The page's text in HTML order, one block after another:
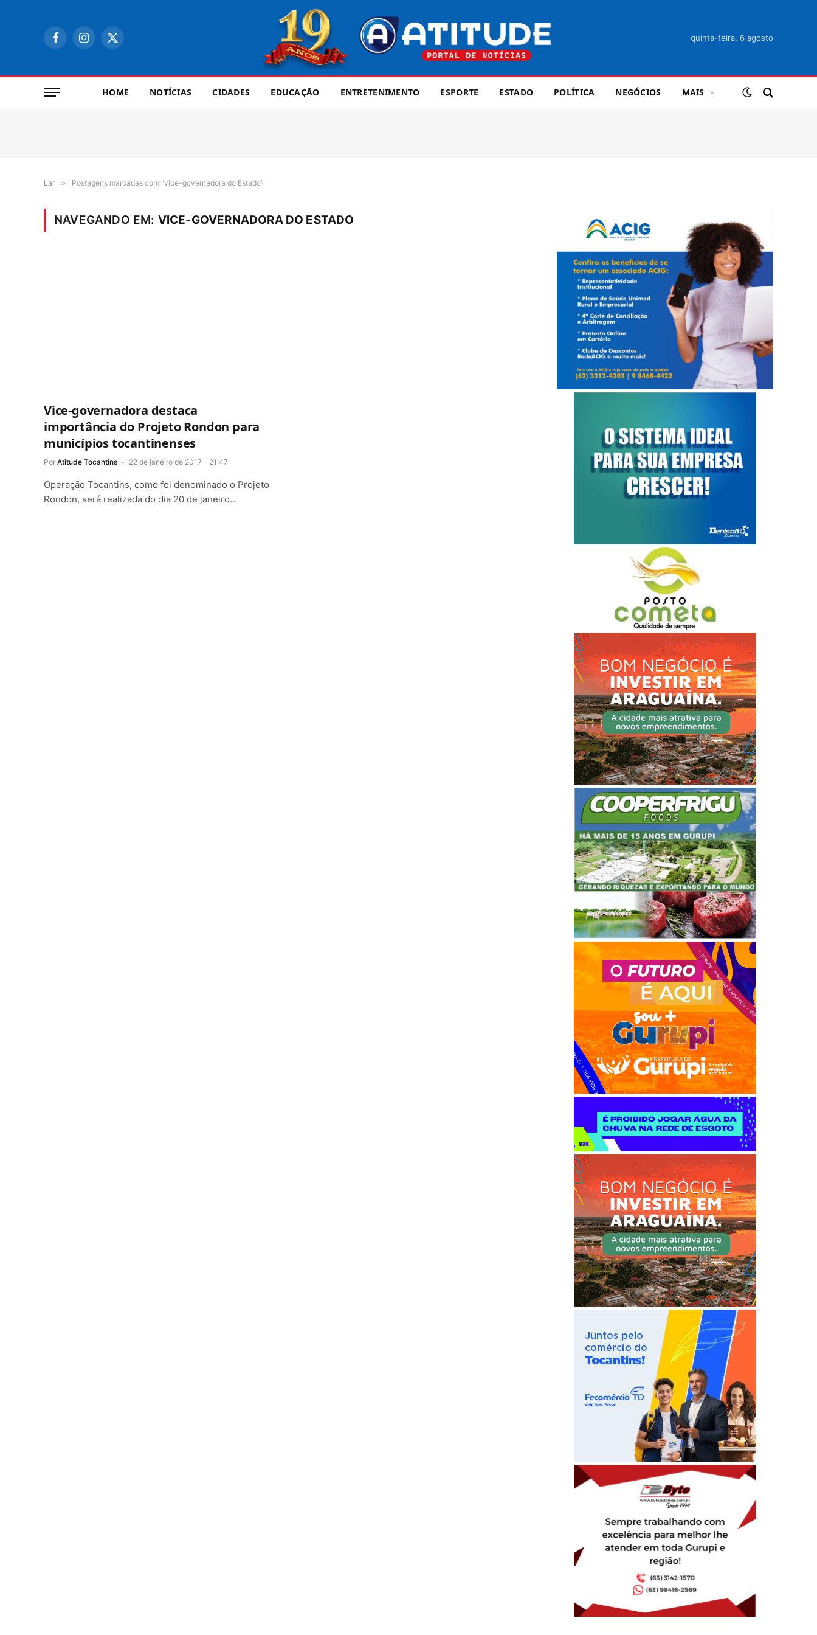
FacebookInstagram
X
quinta-feira, 6 agosto
HOME NOTÍCIAS CIDADES EDUCAÇÃO ENTRETENIMENTO ESPORTE ESTADO POLÍTICA NEGÓCIOS MAIS
Lar » Postagens marcadas com "vice-governadora do Estado"
NAVEGANDO EM: VICE-GOVERNADORA DO ESTADO
Vice-governadora destaca
importância do Projeto Rondon para
municípios tocantinenses
Por Atitude Tocantins 22 de janeiro de 2017 - 21:47
Operação Tocantins, como foi denominado o Projeto
Rondon, será realizada do dia 20 de janeiro…